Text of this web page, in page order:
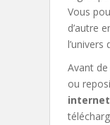
Vous
d’autre
l’univers
Avant
ou